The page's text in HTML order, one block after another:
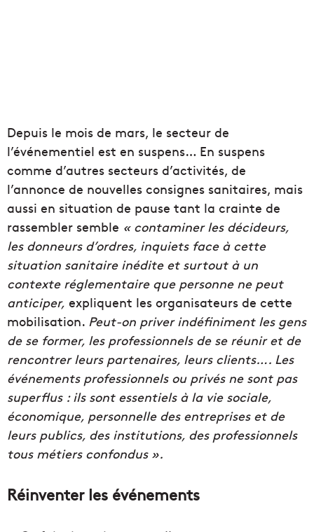
Depuis le mois de mars, le secteur de
l’événementiel est en suspens… En suspens
comme d’autres secteurs d’activités, de
l’annonce de nouvelles consignes sanitaires, mais
aussi en situation de pause tant la crainte de
rassembler semble « contaminer les décideurs,
les donneurs d’ordres, inquiets face à cette
situation sanitaire inédite et surtout à un
contexte réglementaire que personne ne peut
anticiper, expliquent les organisateurs de cette
mobilisation. Peut-on priver indéfiniment les gens
de se former, les professionnels de se réunir et de
rencontrer leurs partenaires, leurs clients…. Les
événements professionnels ou privés ne sont pas
superflus : ils sont essentiels à la vie sociale,
économique, personnelle des entreprises et de
leurs publics, des institutions, des professionnels
tous métiers confondus ».
Réinventer les événements